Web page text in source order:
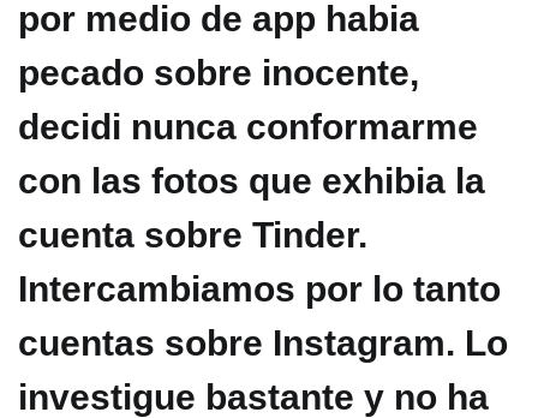
por medio de app habia
pecado sobre inocente,
decidi nunca conformarme
con las fotos que exhibia la
cuenta sobre Tinder.
Intercambiamos por lo tanto
cuentas sobre Instagram. Lo
investigue bastante y no ha